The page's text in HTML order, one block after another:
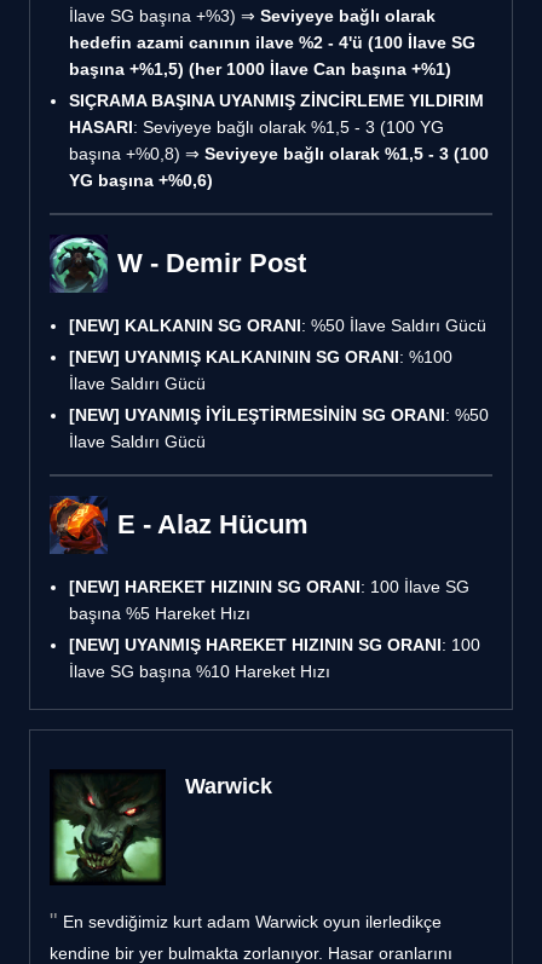
İlave SG başına +%3) ⇒ Seviyeye bağlı olarak
hedefin azami canının ilave %2 - 4'ü (100 İlave SG
başına +%1,5) (her 1000 İlave Can başına +%1)
SIÇRAMA BAŞINA UYANMIŞ ZİNCİRLEME YILDIRIM
HASARI: Seviyeye bağlı olarak %1,5 - 3 (100 YG
başına +%0,8) ⇒ Seviyeye bağlı olarak %1,5 - 3 (100
YG başına +%0,6)
W - Demir Post
[NEW] KALKANIN SG ORANI: %50 İlave Saldırı Gücü
[NEW] UYANMIŞ KALKANININ SG ORANI: %100
İlave Saldırı Gücü
[NEW] UYANMIŞ İYİLEŞTİRMESİNİN SG ORANI: %50
İlave Saldırı Gücü
E - Alaz Hücum
[NEW] HAREKET HIZININ SG ORANI: 100 İlave SG
başına %5 Hareket Hızı
[NEW] UYANMIŞ HAREKET HIZININ SG ORANI: 100
İlave SG başına %10 Hareket Hızı
Warwick
En sevdiğimiz kurt adam Warwick oyun ilerledikçe
kendine bir yer bulmakta zorlanıyor. Hasar oranlarını